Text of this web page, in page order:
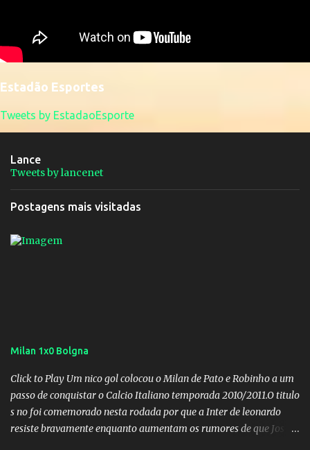
Estadão Esportes
Tweets by EstadaoEsporte
Lance
Tweets by lancenet
Postagens mais visitadas
Milan 1x0 Bolgna
Click to Play Um nico gol colocou o Milan de Pato e Robinho a um
passo de conquistar o Calcio Italiano temporada 2010/2011.O titulo
s no foi comemorado nesta rodada por que a Inter de leonardo
resiste bravamente enquanto aumentam os rumores de que Jos